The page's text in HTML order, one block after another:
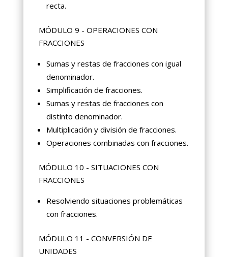
recta.
MÓDULO 9 - OPERACIONES CON
FRACCIONES
Sumas y restas de fracciones con igual
denominador.
Simplificación de fracciones.
Sumas y restas de fracciones con
distinto denominador.
Multiplicación y división de fracciones.
Operaciones combinadas con fracciones.
MÓDULO 10 - SITUACIONES CON
FRACCIONES
Resolviendo situaciones problemáticas
con fracciones.
MÓDULO 11 - CONVERSIÓN DE
UNIDADES